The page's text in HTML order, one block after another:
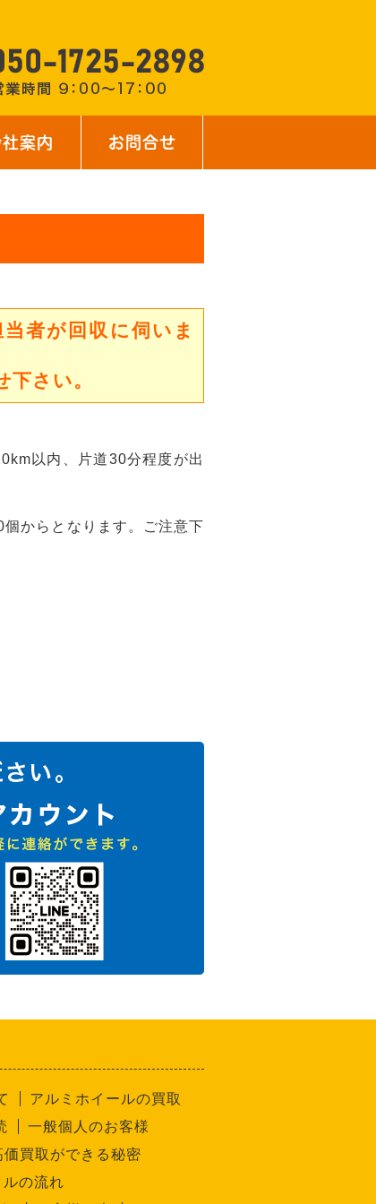
案内 お問合せ
者が回収に伺いま
さい。
以内、片道30分程度が出
からとなります。ご注意下
アルミホイールの買取
一般個人のお客様
価買取ができる秘密
ルの流れ